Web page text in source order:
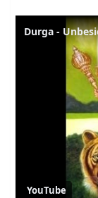
YouTube